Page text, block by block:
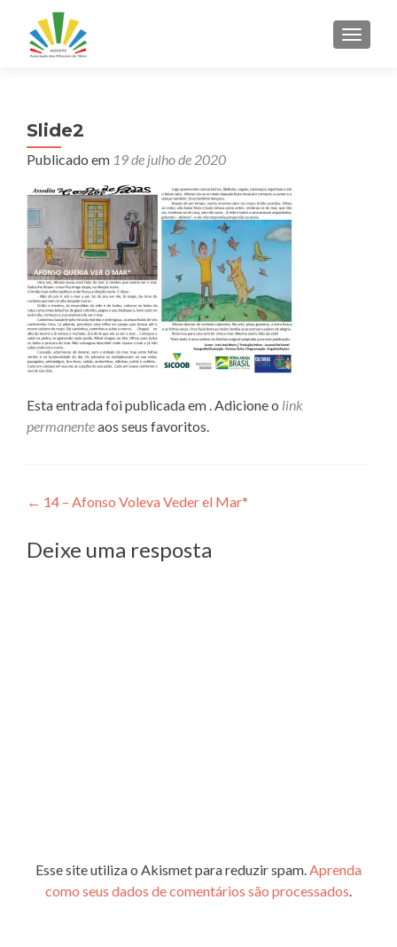
Slide2
Publicado em 19 de julho de 2020
Esta entrada foi publicada em . Adicione o link
permanenteaos seus favoritos.
Navegação
de
Post
← 14 – Afonso Voleva Veder el Mar*
Deixe uma resposta
Esse site utiliza o Akismet para reduzir spam.Aprenda
como seus dados de comentários são processados.